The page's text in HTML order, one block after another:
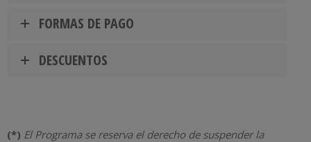
FORMAS DE PAGO
DESCUENTOS
(*) El Programa se reserva el derecho de suspender la